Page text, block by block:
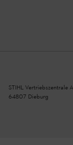
STIHL Vertriebszentrale
64807 Dieburg